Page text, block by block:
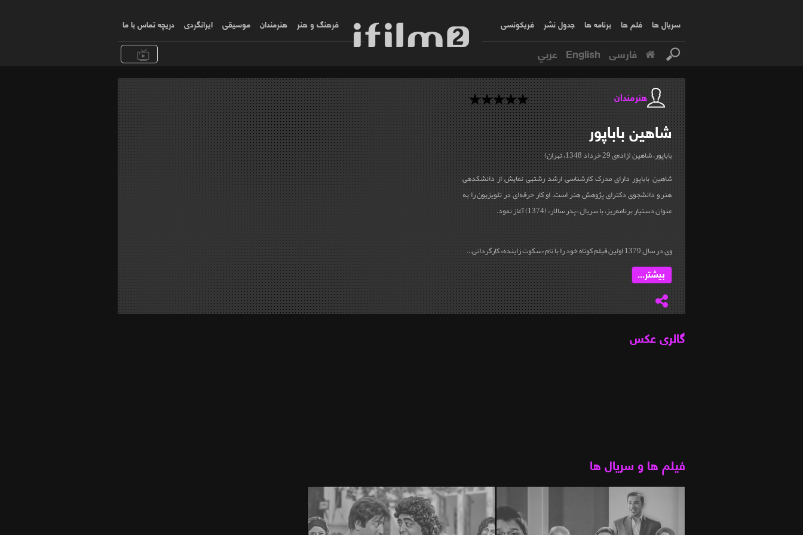
سریال ها فلم ها برنامه ها جدول نشر فریکونسی فرهنگ و هنر هنرمندان موسیقی ایرانگردی دریچه تماس با ما
فارسی English عربي
هنرمندان
شاهینباباپور
باباپور، شاهین (زاده‌ی 29 خرداد 1348، تهران)
شاهین باباپور دارای مدرک کارشناسی ارشد رشته‎ی نمایش از دانشکده‎ی
هنر و دانشجوی دکترای پژوهش هنر است. او کار حرفه‌ای در تلویزیون را به
عنوان دستیار برنامه‌ریز، با سریال «پدر سالار» (1374) آغاز نمود.
وی در سال 1379 اولین فیلم کوتاه خود را با نام «سکوت زاینده» کارگردانی...
بیشتر...
گالری عکس
فیلم ها و سریال ها